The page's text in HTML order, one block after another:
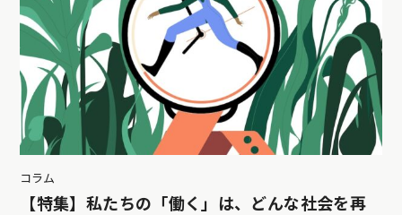
コラム
【特集】私たちの「働く」は、どんな社会を再